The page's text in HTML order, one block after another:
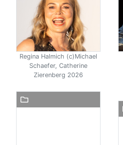
Regina Halmich (c)Michael
Schaefer, Catherine
Zierenberg 2026